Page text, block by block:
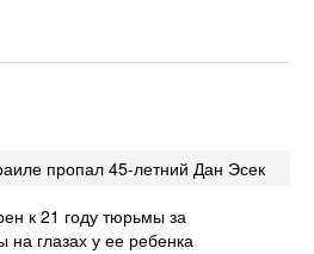
пропал 45-летний Дан Эсек
к 21 году тюрьмы за
глазах у ее ребенка